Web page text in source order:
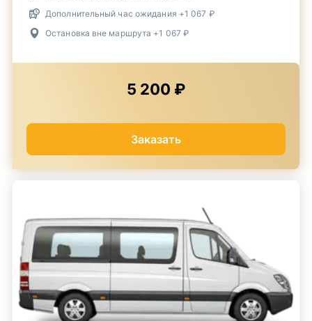
Дополнительный час ожидания +1 067 ₽
Остановка вне маршрута +1 067 ₽
5 200 ₽
Заказать